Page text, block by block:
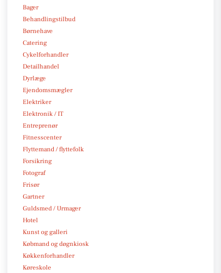
Bager
Behandlingstilbud
Børnehave
Catering
Cykelforhandler
Detailhandel
Dyrlæge
Ejendomsmægler
Elektriker
Elektronik / IT
Entreprenør
Fitnesscenter
Flyttemand / flyttefolk
Forsikring
Fotograf
Frisør
Gartner
Guldsmed / Urmager
Hotel
Kunst og galleri
Købmand og døgnkiosk
Køkkenforhandler
Køreskole